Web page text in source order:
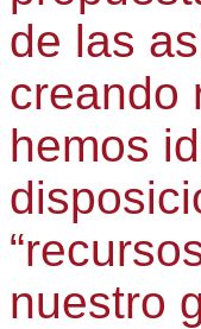
de las
creando
hemos
nuestro